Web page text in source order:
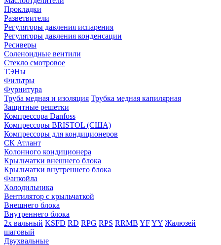
Прокладки
Разветвители
Регуляторы давления испарения
Регуляторы давления конденсации
Ресиверы
Соленоидные вентили
Стекло смотровое
ТЭНы
Фильтры
Фурнитура
Труба медная и изоляция Трубка медная капилярная
Защитные решетки
Компрессора Danfoss
Компрессоры BRISTOL (США)
Компрессоры для кондиционеров
СК Атлант
Колонного кондиционера
Крыльчатки внешнего блока
Крыльчатки внутреннего блока
Фанкойла
Холодильника
Вентилятор с крыльчаткой
Внешнего блока
Внутреннего блока
2х вальный KSFD RD RPG RPS RRMB YFYY Жалюзей
шаговый
Двухвальные